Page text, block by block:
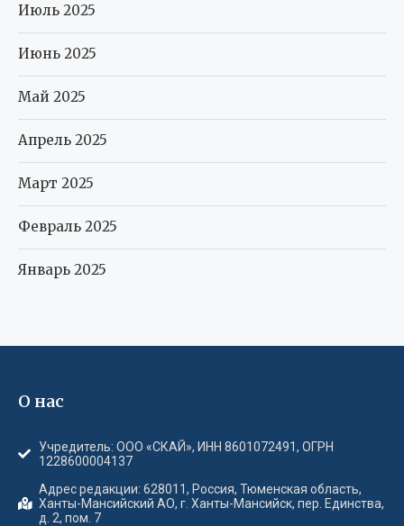
Июль 2025
Июнь 2025
Май 2025
Апрель 2025
Март 2025
Февраль 2025
Январь 2025
О нас
Учредитель: ООО «СКАЙ», ИНН 8601072491, ОГРН
1228600004137
Адрес редакции: 628011, Россия, Тюменская область,
Ханты-Мансийский АО, г. Ханты-Мансийск, пер. Единства,
д. 2, пом. 7